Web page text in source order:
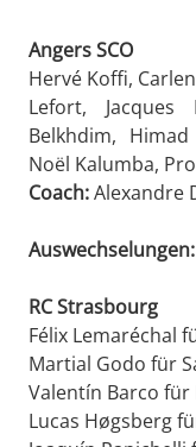
Angers SCO
Hervé Koffi,
Lefort, Jacques
Belkhdim,
Noël Kalumba,
Coach:Alexandre
Auswechselungen:
RC Strasbourg
Félix Lemaréchal
Martial Godo für
Valentín Barco für
Lucas Høgsberg